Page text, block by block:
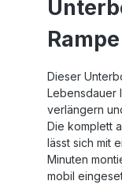
Dieser
Lebensdauer
verlängern
Die komplett
lässt sich mit
Minuten
mobil